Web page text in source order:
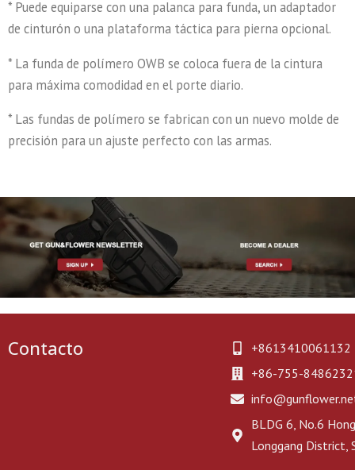
* Puede equiparse con una palanca para funda, un adaptador
de cinturón o una plataforma táctica para pierna opcional.
* La funda de polímero OWB se coloca fuera de la cintura
para máxima comodidad en el porte diario.
* Las fundas de polímero se fabrican con un nuevo molde de
precisión para un ajuste perfecto con las armas.
Contacto
+8613410061132
+86-755-
BLDG 6, No.6
Longgang District,